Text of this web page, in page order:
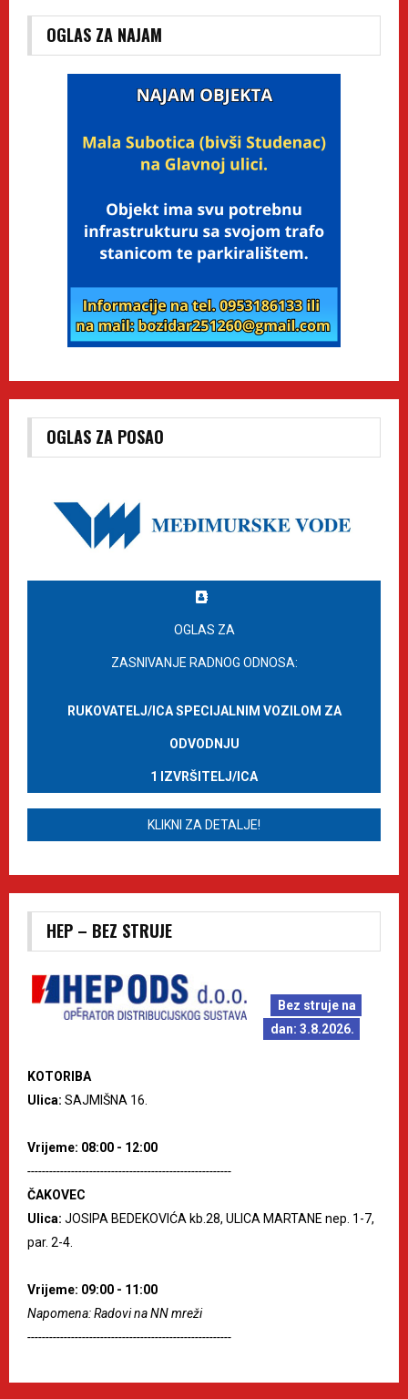
OGLAS ZA NAJAM
OGLAS ZA POSAO
OGLAS ZA
ZASNIVANJE RADNOG ODNOSA:
RUKOVATELJ/ICA SPECIJALNIM VOZILOM ZA
ODVODNJU
1 IZVRŠITELJ/ICA
KLIKNI ZA DETALJE!
HEP – BEZ STRUJE
Bez struje na
dan: 3.8.2026.
KOTORIBA
Ulica: SAJMIŠNA 16.
Vrijeme: 08:00 - 12:00
--------------------------------------------------------
ČAKOVEC
Ulica: JOSIPA BEDEKOVIĆA kb.28, ULICA MARTANE nep. 1-7,
par. 2-4.
Vrijeme: 09:00 - 11:00
Napomena: Radovi na NN mreži
--------------------------------------------------------